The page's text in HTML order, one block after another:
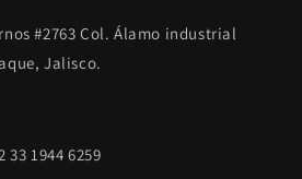
#2763 Col. Álamo industrial
Jalisco.
1944 6259